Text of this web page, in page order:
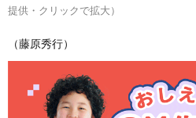
提供・クリックで拡大）
（藤原秀行）